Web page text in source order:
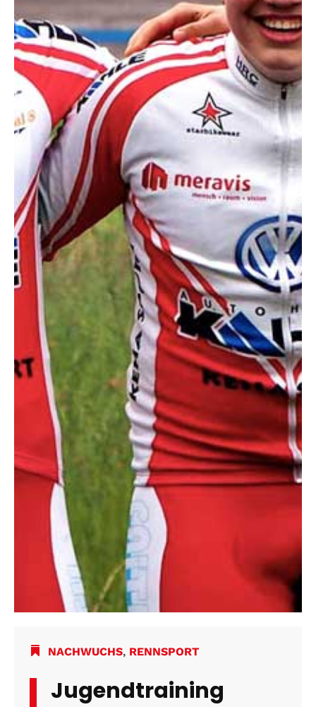
NACHWUCHS, RENNSPORT
Jugendtraining